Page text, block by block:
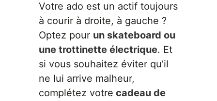
Votre ado est un actif toujours
à courir à droite, à gauche ?
Optez pour un skateboard ou
une trottinette électrique. Et
si vous souhaitez éviter qu’il
ne lui arrive malheur,
complétez votre cadeau de